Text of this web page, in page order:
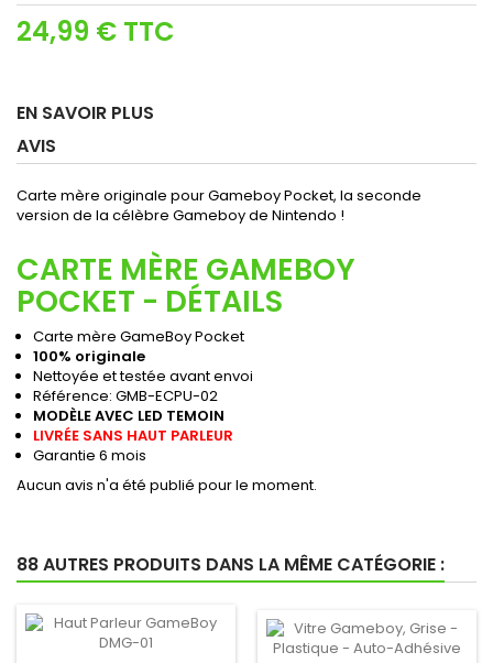
24,99 € TTC
EN SAVOIR PLUS
AVIS
Carte mère originale pour Gameboy Pocket, la seconde
version de la célèbre Gameboy de Nintendo !
CARTE MÈRE GAMEBOY
POCKET - DÉTAILS
Carte mère GameBoy Pocket
100% originale
Nettoyée et testée avant envoi
Référence: GMB-ECPU-02
MODÈLE AVEC LED TEMOIN
LIVRÉE SANS HAUT PARLEUR
Garantie 6 mois
Aucun avis n'a été publié pour le moment.
88 AUTRES PRODUITS DANS LA MÊME CATÉGORIE :